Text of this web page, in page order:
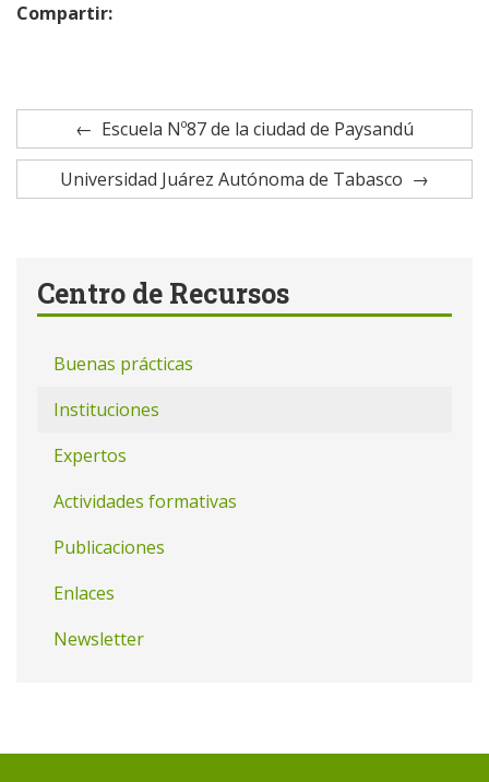
Compartir:
Escuela Nº87 de la ciudad de Paysandú
Universidad Juárez Autónoma de Tabasco
Centro de Recursos
Buenas prácticas
Instituciones
Expertos
Actividades formativas
Publicaciones
Enlaces
Newsletter